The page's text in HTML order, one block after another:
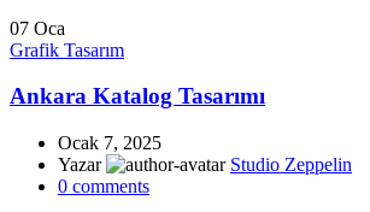
07 Oca
Grafik Tasarım
Ankara Katalog Tasarımı
Ocak 7, 2025
Yazar
Studio Zeppelin
0 comments